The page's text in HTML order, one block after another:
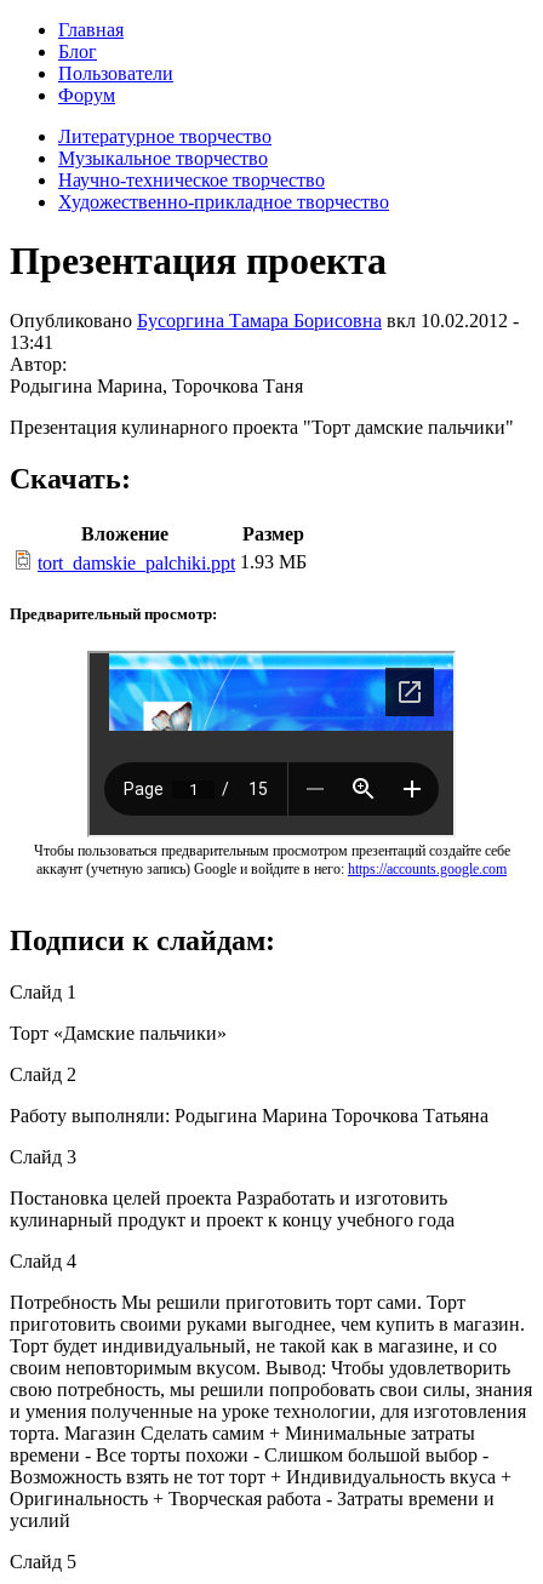
Главная
Блог
Пользователи
Форум
Литературное творчество
Музыкальное творчество
Научно-техническое творчество
Художественно-прикладное творчество
Презентация проекта
Опубликовано Бусоргина Тамара Борисовна вкл 10.02.2012 -
13:41
Автор:
Родыгина Марина, Торочкова Таня
Презентация кулинарного проекта "Торт дамские пальчики"
Скачать:
Вложение
Размер
tort_damskie_palchiki.ppt 1.93 МБ
Предварительный просмотр:
Чтобы пользоваться предварительным просмотром презентаций создайте себе
аккаунт (учетную запись) Google и войдите в него: https://accounts.google.com
Подписи к слайдам:
Слайд 1
Торт «Дамские пальчики»
Слайд 2
Работу выполняли: Родыгина Марина Торочкова Татьяна
Слайд 3
Постановка целей проекта Разработать и изготовить
кулинарный продукт и проект к концу учебного года
Слайд 4
Потребность Мы решили приготовить торт сами. Торт
приготовить своими руками выгоднее, чем купить в магазин.
Торт будет индивидуальный, не такой как в магазине, и со
своим неповторимым вкусом. Вывод: Чтобы удовлетворить
свою потребность, мы решили попробовать свои силы, знания
и умения полученные на уроке технологии, для изготовления
торта. Магазин Сделать самим + Минимальные затраты
времени - Все торты похожи - Слишком большой выбор -
Возможность взять не тот торт + Индивидуальность вкуса +
Оригинальность + Творческая работа - Затраты времени и
усилий
Слайд 5